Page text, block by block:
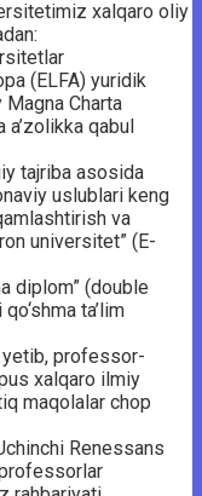
xalqaro oliy
(ELFA) yuridik
Charta
qabul
tajriba asosida
uslublari keng
va
universitet” (E-
diplom” (double
ta’lim
professor-
xalqaro ilmiy
maqolalar chop
Renessans